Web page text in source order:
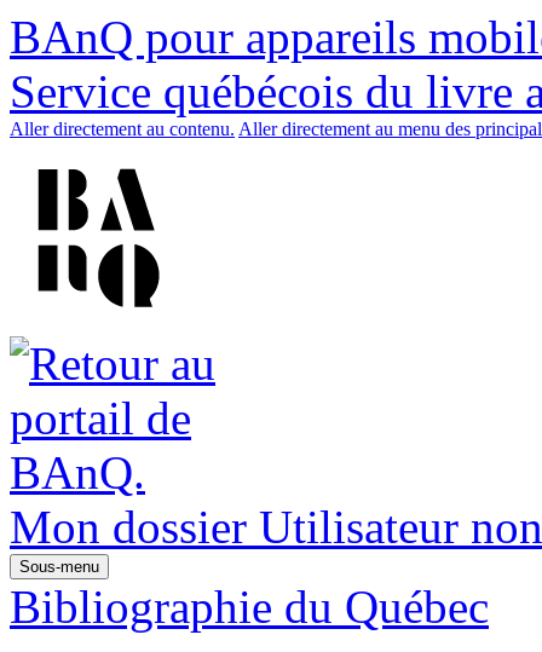
BAnQ pour appareils
Service québécois du livre
Aller directement au contenu. Aller directement au menu des
Mon dossier Utilisateur
Sous-menu
Bibliographie du Québec